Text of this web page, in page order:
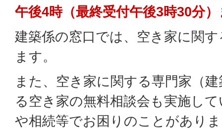
午後4時（最終受付午後3時30分
建築係の窓口では、空き家に関
ます。
また、空き家に関する専門家（
る空き家の無料相談会も実施し
や相続等でお困りのことがあり